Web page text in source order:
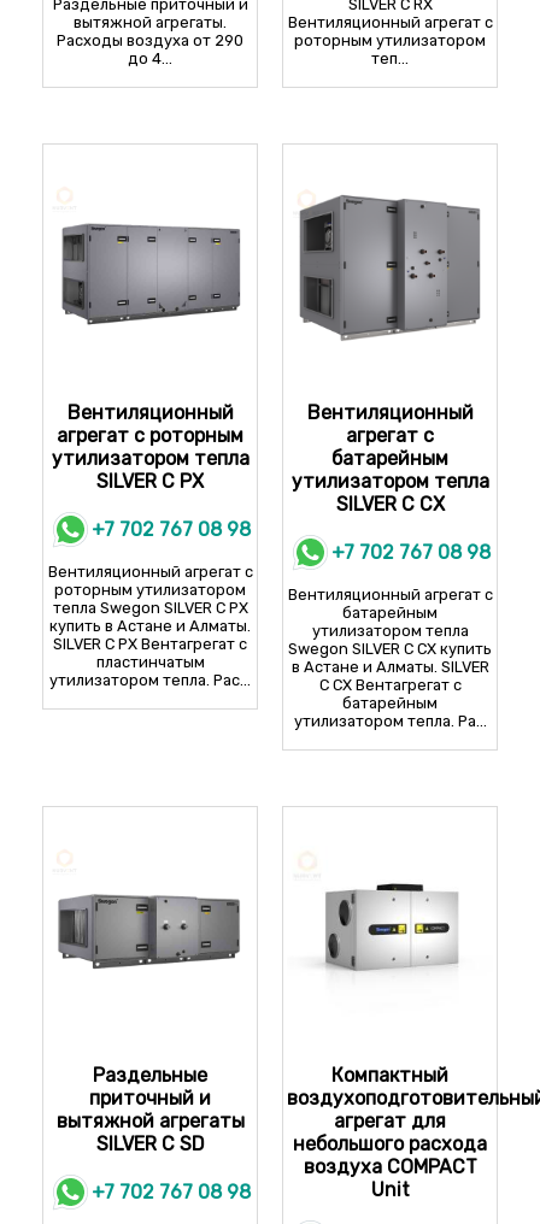
Раздельные приточный и
вытяжной агрегаты.
Расходы воздуха от 290
до 4...
SILVER C RX
Вентиляционный агрегат с
роторным утилизатором
теп...
Вентиляционный
агрегат с роторным
утилизатором тепла
SILVER C PX
+7 702 767 08 98
Вентиляционный агрегат с
роторным утилизатором
тепла Swegon SILVER C PX
купить в Астане и Алматы.
SILVER C PX Вентагрегат с
пластинчатым
утилизатором тепла. Рас...
Вентиляционный
агрегат с
батарейным
утилизатором тепла
SILVER C CX
+7 702 767 08 98
Вентиляционный агрегат с
батарейным
утилизатором тепла
Swegon SILVER C CX купить
в Астане и Алматы. SILVER
C CX Вентагрегат с
батарейным
утилизатором тепла. Ра...
Раздельные
приточный и
вытяжной агрегаты
SILVER C SD
+7 702 767 08 98
Компактный
агрегат для
небольшого расхода
воздуха COMPACT
Unit